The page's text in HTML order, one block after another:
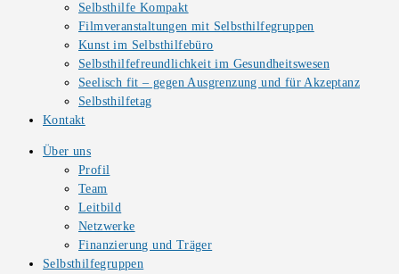
Selbsthilfe Kompakt
Filmveranstaltungen mit Selbsthilfegruppen
Kunst im Selbsthilfebüro
Selbsthilfefreundlichkeit im Gesundheitswesen
Seelisch fit – gegen Ausgrenzung und für Akzeptanz
Selbsthilfetag
Kontakt
Über uns
Profil
Team
Leitbild
Netzwerke
Finanzierung und Träger
Selbsthilfegruppen